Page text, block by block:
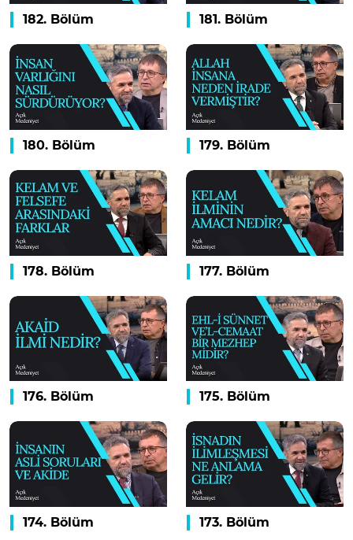
182. Bölüm 181. Bölüm
180. Bölüm 179. Bölüm
178. Bölüm 177. Bölüm
176. Bölüm 175. Bölüm
174. Bölüm 173. Bölüm